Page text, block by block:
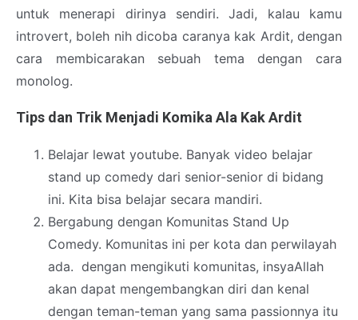
untuk menerapi dirinya sendiri. Jadi, kalau kamu
introvert, boleh nih dicoba caranya kak Ardit, dengan
cara membicarakan sebuah tema dengan cara
monolog.
Tips dan Trik Menjadi Komika Ala Kak Ardit
Belajar lewat youtube. Banyak video belajar
stand up comedy dari senior-senior di bidang
ini. Kita bisa belajar secara mandiri.
Bergabung dengan Komunitas Stand Up
Comedy. Komunitas ini per kota dan perwilayah
ada. dengan mengikuti komunitas, insyaAllah
akan dapat mengembangkan diri dan kenal
dengan teman-teman yang sama passionnya itu